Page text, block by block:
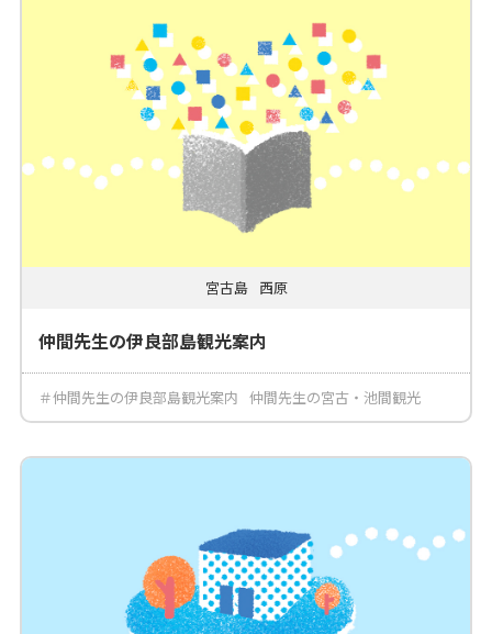
宮古島 西原
仲間先生の伊良部島観光案内
＃仲間先生の伊良部島観光案内 仲間先生の宮古・池間観光